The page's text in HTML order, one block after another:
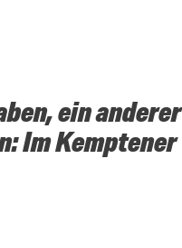
ein anderer
Im Kemptener